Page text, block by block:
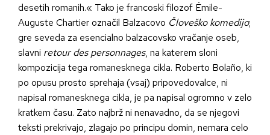
desetih romanih.« Tako je francoski filozof Émile-
Auguste Chartier označil Balzacovo Človeško komedijo;
gre seveda za esencialno balzacovsko vračanje oseb,
slavni retour des personnages, na katerem sloni
kompozicija tega romanesknega cikla. Roberto Bolaño, ki
po opusu prosto sprehaja (vsaj) pripovedovalce, ni
napisal romanesknega cikla, je pa napisal ogromno v zelo
kratkem času. Zato najbrž ni nenavadno, da se njegovi
teksti prekrivajo, zlagajo po principu domin, nemara celo